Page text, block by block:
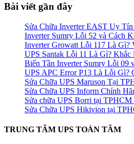
Bài viết gần đây
Sửa Chữa Inverter EAST Uy
Inverter Sumry Lỗi 52 và Cách
Inverter Growatt Lỗi 117 Là Gì?
UPS Santak Lỗi 11 Là Gì? Khắc
Biến Tần Inverter Sumry Lỗi 09
UPS APC Error P13 Là Lỗi Gì?
Sửa Chữa UPS Maruson Tại
Sửa Chữa UPS Inform Chính
Sửa chữa UPS Borri tại
Sửa Chữa UPS Hikivion tại
TRUNG TÂM UPS TOÀN TÂM